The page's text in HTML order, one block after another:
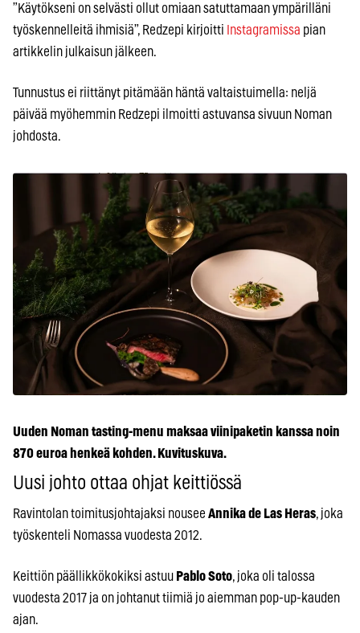
”Käytökseni on selvästi ollut omiaan satuttamaan ympärilläni
työskennelleitä ihmisiä”, Redzepi kirjoitti Instagramissa pian
artikkelin julkaisun jälkeen.
Tunnustus ei riittänyt pitämään häntä valtaistuimella: neljä
päivää myöhemmin Redzepi ilmoitti astuvansa sivuun Noman
johdosta.
Uuden Noman tasting-menu maksaa viinipaketin kanssa noin
870 euroa henkeä kohden. Kuvituskuva.
Uusi johto ottaa ohjat keittiössä
Ravintolan toimitusjohtajaksi nousee Annika de Las Heras, joka
työskenteli Nomassa vuodesta 2012.
Keittiön päällikkökokiksi astuu Pablo Soto, joka oli talossa
vuodesta 2017 ja on johtanut tiimiä jo aiemman pop-up-kauden
ajan.